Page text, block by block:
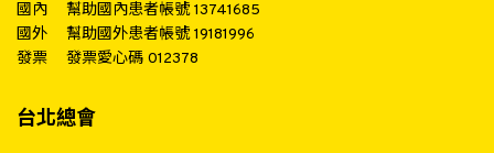
國內
幫助國內患者帳號 13741685
國外
幫助國外患者帳號 19181996
發票
發票愛心碼 012378
台北總會